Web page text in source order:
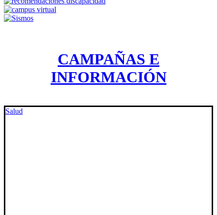
CAMPAÑAS E
INFORMACIÓN
Salud